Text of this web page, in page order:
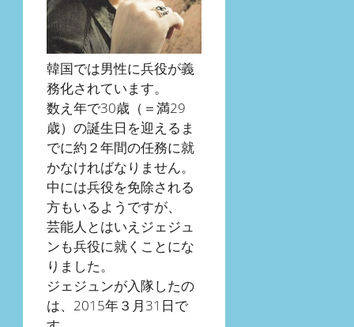
韓国では男性に兵役が義
務化されています。
数え年で30歳（＝満29
歳）の誕生日を迎えるま
でに約２年間の任務に就
かなければなりません。
中には兵役を免除される
方もいるようですが、
芸能人とはいえジェジュ
ンも兵役に就くことにな
りました。
ジェジュンが入隊したの
は、2015年３月31日で